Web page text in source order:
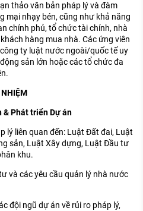
thảo văn bản pháp lý và đàm
mại nhạy bén, cũng như khả năng
chính phủ, tổ chức tài chính, nhà
hàng mua nhà. Các ứng viên
ty luật nước ngoài/quốc tế uy
sản lớn hoặc các tổ chức đa
NHIỆM
& Phát triển Dự án
lý liên quan đến: Luật Đất đai, Luật
sản, Luật Xây dựng, Luật Đầu tư
khu.
và các yêu cầu quản lý nhà nước
đội ngũ dự án về rủi ro pháp lý,